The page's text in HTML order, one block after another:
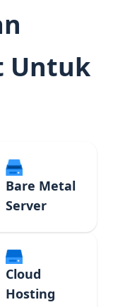
Untuk
Bare Metal
Server
Cloud
Hosting